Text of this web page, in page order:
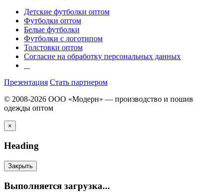
Детские футболки оптом
Футболки оптом
Белые футболки
Футболки с логотипом
Толстовки оптом
Согласие на обработку персональных данных
Презентация Стать партнером
© 2008-2026 ООО «Модерн» — производство и пошив
одежды оптом
×
Heading
Закрыть
Выполняется загрузка...